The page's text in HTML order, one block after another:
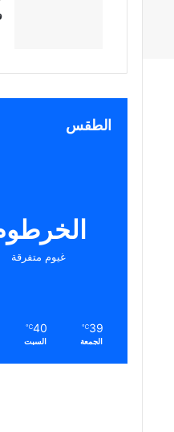
الطقس
غيوم متفرقة
39
℃
الجمعة
40
℃
السبت